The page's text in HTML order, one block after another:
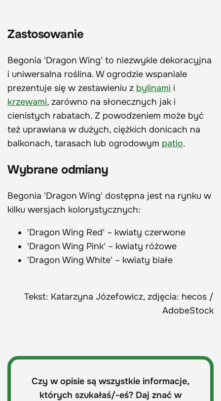
Zastosowanie
Begonia 'Dragon Wing' to niezwykle dekoracyjna
i uniwersalna roślina. W ogrodzie wspaniale
prezentuje się w zestawieniu z bylinami i
krzewami, zarówno na słonecznych jak i
cienistych rabatach. Z powodzeniem może być
też uprawiana w dużych, ciężkich donicach na
balkonach, tarasach lub ogrodowym patio.
Wybrane odmiany
Begonia 'Dragon Wing' dostępna jest na rynku w
kilku wersjach kolorystycznych:
'Dragon Wing Red' – kwiaty czerwone
'Dragon Wing Pink' – kwiaty różowe
'Dragon Wing White' – kwiaty białe
Tekst: Katarzyna Józefowicz, zdjęcia: hecos /
AdobeStock
Czy w opisie są wszystkie informacje,
których szukałaś/-eś? Daj znać w